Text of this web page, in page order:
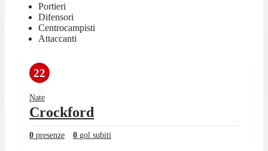
Portieri
Difensori
Centrocampisti
Attaccanti
22
Nate
Crockford
0 presenze 0 gol subiti